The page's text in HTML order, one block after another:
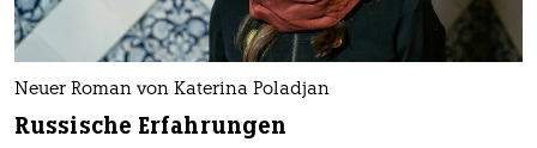
Neuer Roman von Katerina Poladjan
Russische Erfahrungen